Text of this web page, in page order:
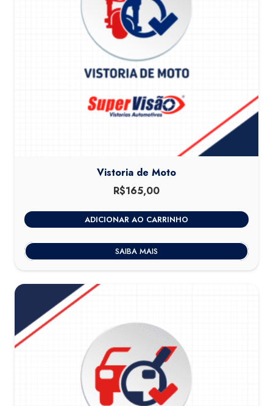
Vistoria de Moto
R$165,00
ADICIONAR AO CARRINHO
SAIBA MAIS